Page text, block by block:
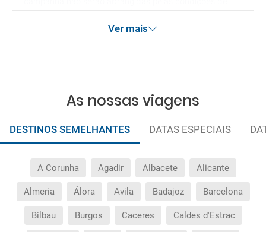
Ver mais
As nossas viagens
DESTINOS SEMELHANTES DATAS ESPECIAIS
A Corunha Agadir Albacete Alicante
Almeria Álora Avila Badajoz Barcelona
Bilbau Burgos Caceres Caldes d'Estrac